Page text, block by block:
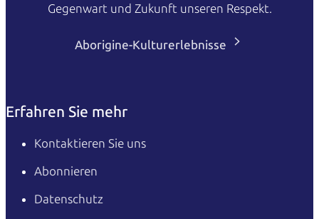
Gegenwart und Zukunft unseren Respekt.
Aborigine-Kulturerlebnisse
Erfahren Sie mehr
Kontaktieren Sie uns
Abonnieren
Datenschutz